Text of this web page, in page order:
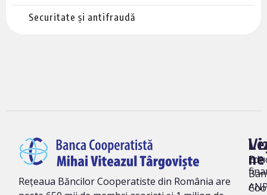
Securitate și antifraudă
Rețeaua Băncilor Cooperatiste din România are
ne